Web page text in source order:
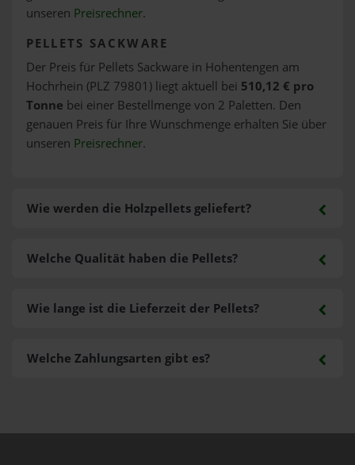
unseren Preisrechner.
PELLETS SACKWARE
Der Preis für Pellets Sackware in Hohentengen am
Hochrhein (PLZ 79801) liegt aktuell bei 510,12 € pro
Tonne bei einer Bestellmenge von 2 Paletten. Den
genauen Preis für Ihre Wunschmenge erhalten Sie über
unseren Preisrechner.
Wie werden die Holzpellets geliefert?
Welche Zahlungsarten gibt es?
Welche Qualität haben die Pellets?
Wie lange ist die Lieferzeit der Pellets?